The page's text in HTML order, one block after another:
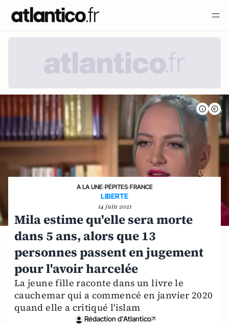
A LA UNE›PÉPITES›FRANCE
LIBERTE
14 juin 2021
Mila estime qu'elle sera morte
dans 5 ans, alors que 13
personnes passent en jugement
pour l'avoir harcelée
La jeune fille raconte dans un livre le
cauchemar qui a commencé en janvier 2020
quand elle a critiqué l'islam
Rédaction d'Atlantico